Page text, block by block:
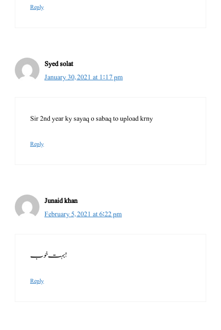
Reply
Syed solat
January 30, 2021 at 1:17 pm
Sir 2nd year ky sayaq o sabaq to upload krny
Reply
Junaid khan
February 5, 2021 at 6:22 pm
بہت خوب!
Reply